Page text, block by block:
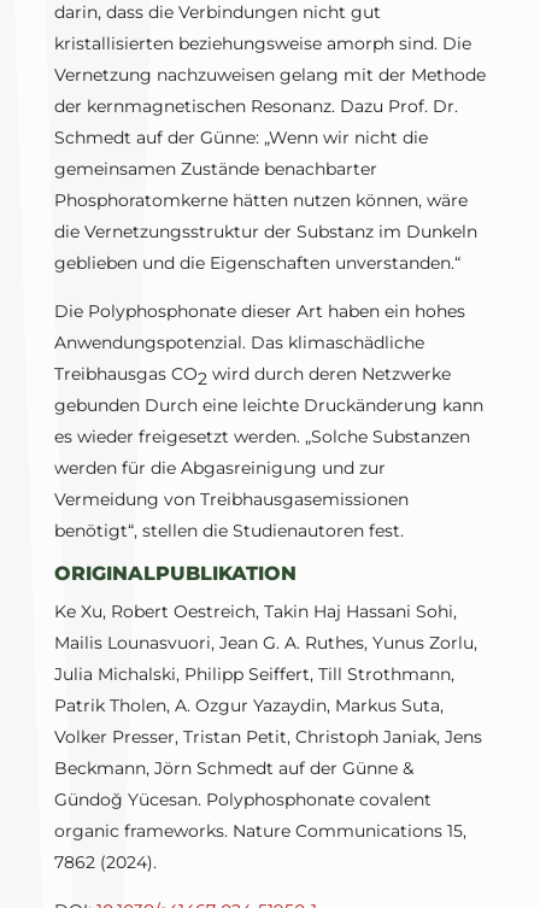
darin, dass die Verbindungen nicht gut
kristallisierten beziehungsweise amorph sind. Die
Vernetzung nachzuweisen gelang mit der Methode
der kernmagnetischen Resonanz. Dazu Prof. Dr.
Schmedt auf der Günne: „Wenn wir nicht die
gemeinsamen Zustände benachbarter
Phosphoratomkerne hätten nutzen können, wäre
die Vernetzungsstruktur der Substanz im Dunkeln
geblieben und die Eigenschaften unverstanden.“
Die Polyphosphonate dieser Art haben ein hohes
Anwendungspotenzial. Das klimaschädliche
Treibhausgas CO2 wird durch deren Netzwerke
gebunden Durch eine leichte Druckänderung kann
es wieder freigesetzt werden. „Solche Substanzen
werden für die Abgasreinigung und zur
Vermeidung von Treibhausgasemissionen
benötigt“, stellen die Studienautoren fest.
ORIGINALPUBLIKATION
Ke Xu, Robert Oestreich, Takin Haj Hassani Sohi,
Mailis Lounasvuori, Jean G. A. Ruthes, Yunus Zorlu,
Julia Michalski, Philipp Seiffert, Till Strothmann,
Patrik Tholen, A. Ozgur Yazaydin, Markus Suta,
Volker Presser, Tristan Petit, Christoph Janiak, Jens
Beckmann, Jörn Schmedt auf der Günne &
Gündoğ Yücesan. Polyphosphonate covalent
organic frameworks. Nature Communications 15,
7862 (2024).